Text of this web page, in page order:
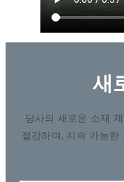
새
당사의 새로운 소재
절감하며, 지속 가능